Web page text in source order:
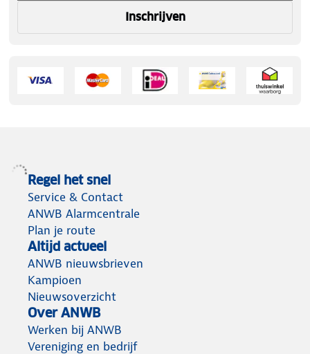
Inschrijven
Regel het snel
Service & Contact
ANWB Alarmcentrale
Plan je route
Altijd actueel
ANWB nieuwsbrieven
Kampioen
Nieuwsoverzicht
Over ANWB
Werken bij ANWB
Vereniging en bedrijf